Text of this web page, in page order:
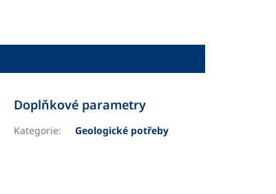
Doplňkové parametry
Kategorie: Geologické potřeby